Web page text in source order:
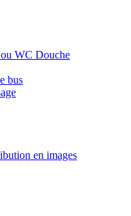
WC Douche
bus
en images